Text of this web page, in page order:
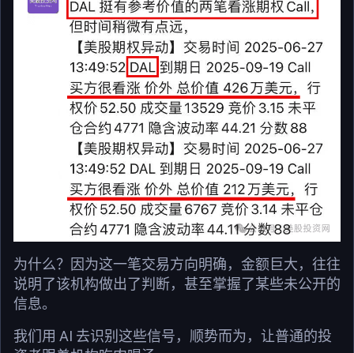
为什么？因为这一笔交易方向明确，金额巨大，往往
说明了该机构做出了判断，甚至掌握了某些未公开的
信息。
我们用 AI 去识别这些信号，顺势而为，让普通的投